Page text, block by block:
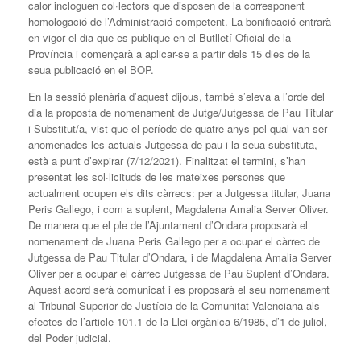
calor incloguen col·lectors que disposen de la corresponent
homologació de l’Administració competent. La bonificació entrarà
en vigor el dia que es publique en el Butlletí Oficial de la
Província i començarà a aplicar-se a partir dels 15 dies de la
seua publicació en el BOP.
En la sessió plenària d’aquest dijous, també s’eleva a l’orde del
dia la proposta de nomenament de Jutge/Jutgessa de Pau Titular
i Substitut/a, vist que el període de quatre anys pel qual van ser
anomenades les actuals Jutgessa de pau i la seua substituta,
està a punt d’expirar (7/12/2021). Finalitzat el termini, s’han
presentat les sol·licituds de les mateixes persones que
actualment ocupen els dits càrrecs: per a Jutgessa titular, Juana
Peris Gallego, i com a suplent, Magdalena Amalia Server Oliver.
De manera que el ple de l’Ajuntament d’Ondara proposarà el
nomenament de Juana Peris Gallego per a ocupar el càrrec de
Jutgessa de Pau Titular d’Ondara, i de Magdalena Amalia Server
Oliver per a ocupar el càrrec Jutgessa de Pau Suplent d’Ondara.
Aquest acord serà comunicat i es proposarà el seu nomenament
al Tribunal Superior de Justícia de la Comunitat Valenciana als
efectes de l’article 101.1 de la Llei orgànica 6/1985, d’1 de juliol,
del Poder judicial.